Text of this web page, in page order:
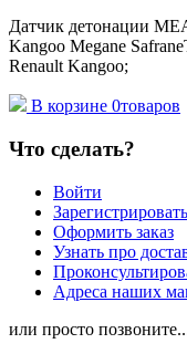
Датчик детонации
Kangoo Megane
Renault Kangoo;
В корзине 0товаров
Что сделать?
Войти
Оформить заказ
Узнать про
Адреса наших
или просто